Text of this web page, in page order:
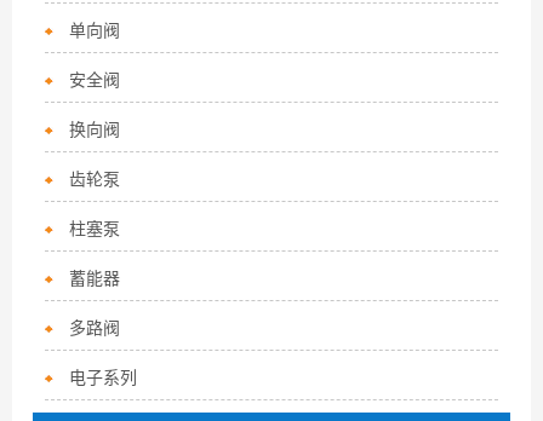
单向阀
安全阀
换向阀
齿轮泵
柱塞泵
蓄能器
多路阀
电子系列